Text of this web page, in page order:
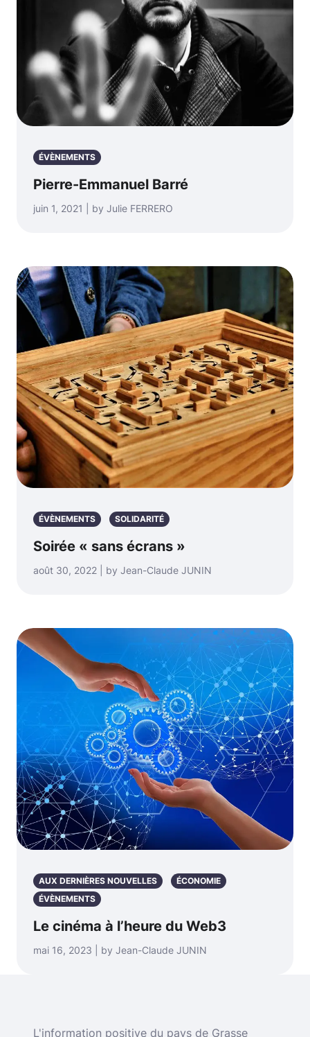
ÉVÈNEMENTS
Pierre-Emmanuel Barré
juin 1, 2021 | by Julie FERRERO
ÉVÈNEMENTS SOLIDARITÉ
Soirée « sans écrans »
août 30, 2022 | by Jean-Claude JUNIN
AUX DERNIÈRES NOUVELLES
ÉCONOMIE
ÉVÈNEMENTS
Le cinéma à l’heure du Web3
mai 16, 2023 | by Jean-Claude JUNIN
L'information positive du pays de Grasse